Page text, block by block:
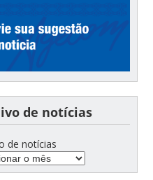
de notícias
de notícias